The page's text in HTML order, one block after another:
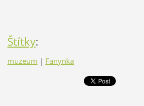
Štítky:
muzeum | Fanynka